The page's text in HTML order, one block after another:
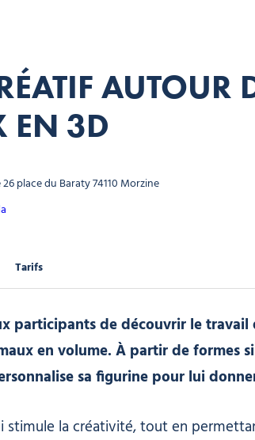
AUTOUR
EN 3D
place du Baraty 74110 Morzine
Tarifs
participants de découvrir le travail
en volume. À partir de formes
sa figurine pour lui
stimule la créativité, tout en